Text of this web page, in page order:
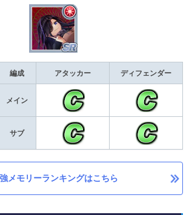
編成 アタッカー ディフェンダー
メイン
サブ
メモリーランキングはこちら